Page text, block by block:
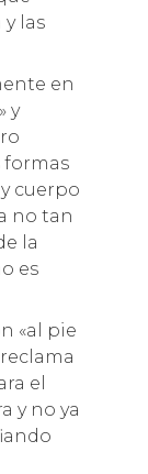
las
en
y
formas
cuerpo
no tan
la
es
«al pie
el
y no ya